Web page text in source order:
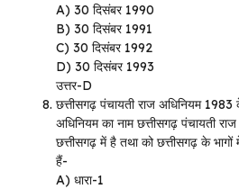
A) 30 दिसंबर 1990
B) 30 दिसंबर 1991
C) 30 दिसंबर 1992
D) 30 दिसंबर 1993
उत्तर-D
छत्तीसगढ़ पंचायती राज अधिनियम
अधिनियम का नाम छत्तीसगढ़ पंचायती
छत्तीसगढ़ में है तथा को छत्तीसगढ़ के
हैं-
A) धारा-1